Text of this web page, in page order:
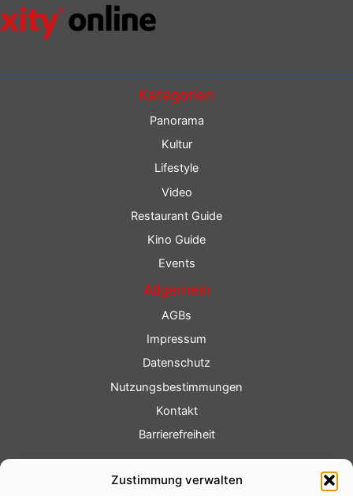
Zustimmung verwalten
Kategorien
Panorama
Kultur
Lifestyle
Video
Restaurant Guide
Kino Guide
Events
Allgemein
AGBs
Impressum
Datenschutz
Nutzungsbestimmungen
Kontakt
Barrierefreiheit
Fotoservice